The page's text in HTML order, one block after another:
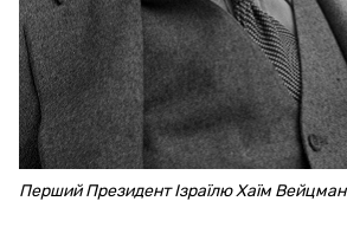
Перший Президент Ізраїлю Хаїм Вейцман